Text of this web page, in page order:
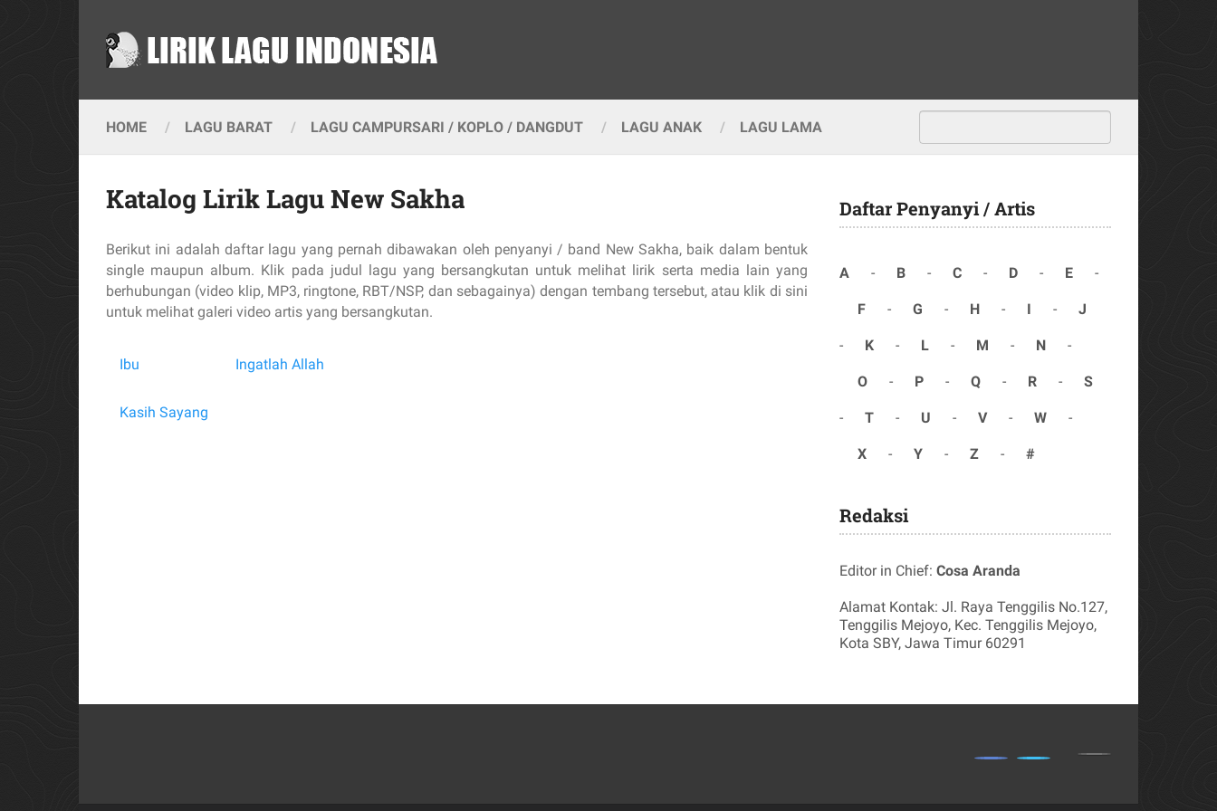
HOME LAGU BARAT LAGU CAMPURSARI / KOPLO / DANGDUT LAGU ANAK LAGU LAMA
Katalog Lirik Lagu New Sakha
Berikut ini adalah daftar lagu yang pernah dibawakan oleh penyanyi / band New Sakha, baik dalam bentuk
single maupun album. Klik pada judul lagu yang bersangkutan untuk melihat lirik serta media lain yang
berhubungan (video klip, MP3, ringtone, RBT/NSP, dan sebagainya) dengan tembang tersebut, atau klik di sini
untuk melihat galeri video artis yang bersangkutan.
Ibu Ingatlah Allah
Kasih Sayang
Daftar Penyanyi / Artis
A - B - C - D - E -
F - G - H - I - J
- K - L - M - N -
O - P - Q - R - S
- T - U - V - W -
X - Y - Z - #
Redaksi
Editor in Chief: Cosa Aranda
Alamat Kontak: Jl. Raya Tenggilis No.127,
Tenggilis Mejoyo, Kec. Tenggilis Mejoyo,
Kota SBY, Jawa Timur 60291